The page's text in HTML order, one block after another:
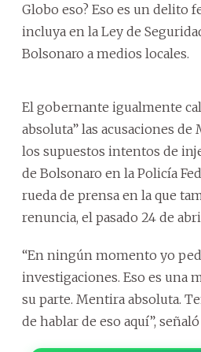
Globo eso? Eso es un delito
incluya en la Ley de
Bolsonaro a medios locales.
El gobernante igualmente
absoluta” las acusaciones
los supuestos intentos de
de Bolsonaro en la Policía
rueda de prensa en la que
renuncia, el pasado 24 de
“En ningún momento yo
investigaciones. Eso es una
su parte. Mentira absoluta.
de hablar de eso aquí”,